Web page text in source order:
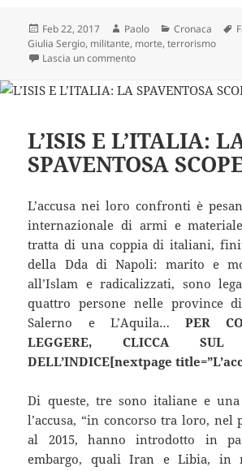
Scritto
il
Feb 22, 2017 Autore
Paolo Categorie
Cronaca
Giulia Sergio, militante, morte,terrorismo
Lascia un commentosu ISIS, MARIA GIULIA
L’ISIS E L’ITALIA:
SPAVENTOSA
L’accusa nei loro confronti è
internazionale di armi e
tratta di una coppia di italiani,
della Dda di Napoli: marito e
all’Islam e radicalizzati, sono
quattro persone nelle province
Salerno e L’Aquila…PER
LEGGERE, CLICCA
DELL’INDICE[nextpage
Di queste, tre sono italiane e una
l’accusa, “in concorso tra loro, nel
al 2015, hanno introdotto in
embargo, quali Iran e Libia, in